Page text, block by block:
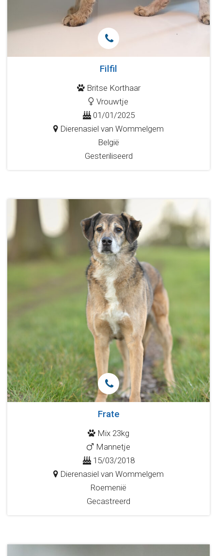
Filfil
Britse Korthaar
Vrouwtje
01/01/2025
Dierenasiel van Wommelgem
België
Gesteriliseerd
Frate
Mix 23kg
Mannetje
15/03/2018
Dierenasiel van Wommelgem
Roemenië
Gecastreerd